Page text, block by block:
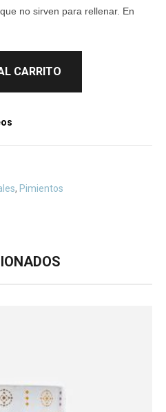
no sirven para rellenar. En
CARRITO
, Pimientos